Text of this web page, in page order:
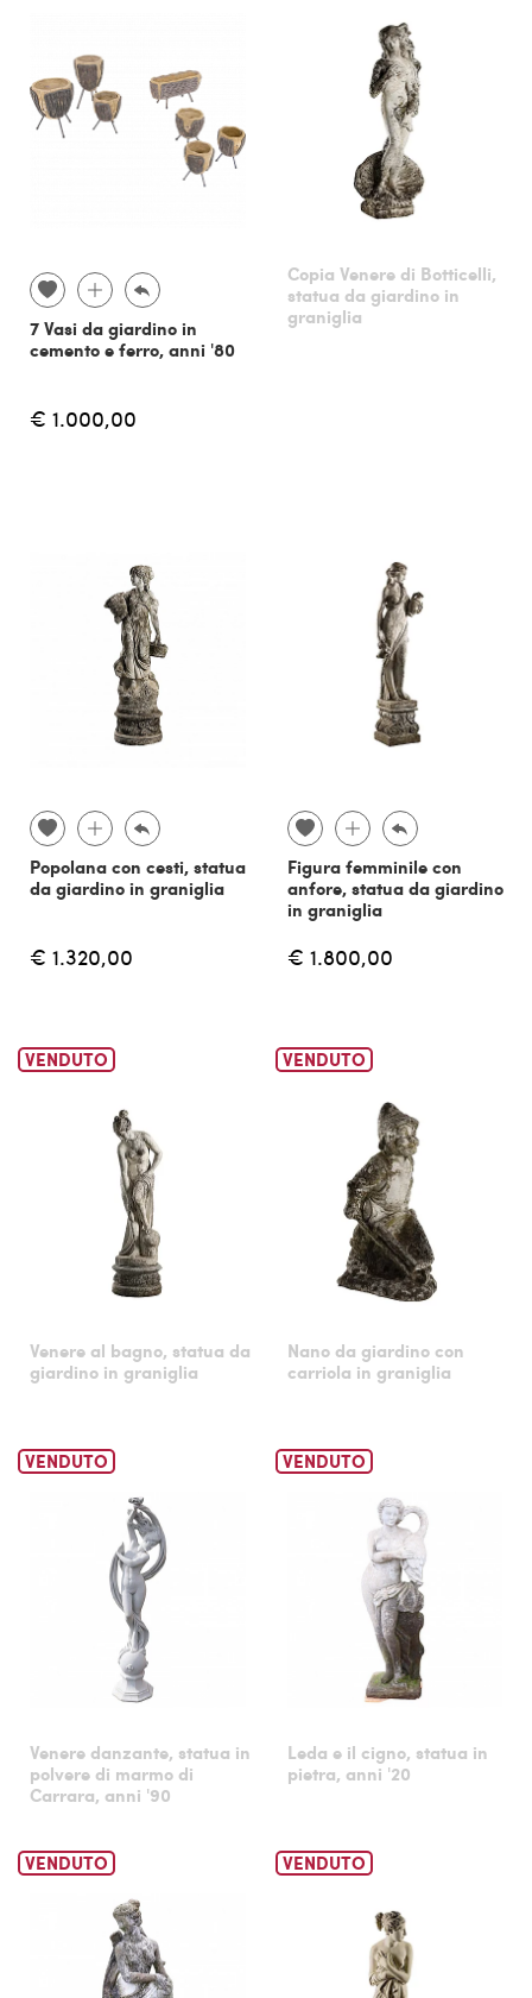
7 Vasi da giardino in
cemento e ferro, anni '80
€ 1.000,00
Copia Venere di Botticelli,
statua da giardino in
graniglia
Popolana con cesti, statua
da giardino in graniglia
€ 1.320,00
Figura femminile con
anfore, statua da giardino
in graniglia
€ 1.800,00
VENDUTO
Venere al bagno, statua da
giardino in graniglia
VENDUTO
Nano da giardino con
carriola in graniglia
VENDUTO
Venere danzante, statua in
polvere di marmo di
Carrara, anni '90
VENDUTO
Leda e il cigno, statua in
pietra, anni '20
VENDUTO VENDUTO